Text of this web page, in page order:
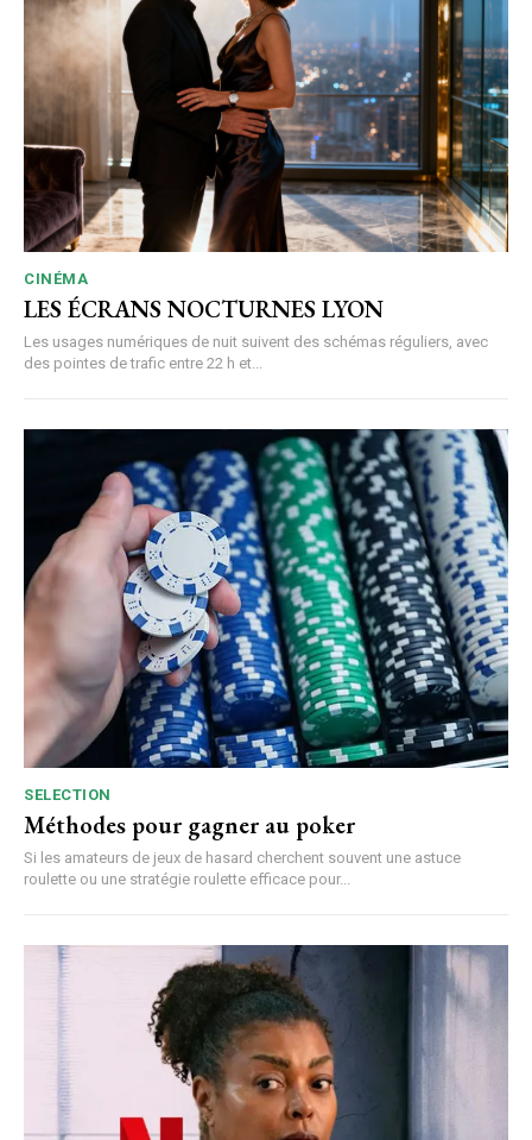
CINÉMA
LES ÉCRANS NOCTURNES LYON
Les usages numériques de nuit suivent des schémas réguliers, avec
des pointes de trafic entre 22 h et...
SELECTION
Méthodes pour gagner au poker
Si les amateurs de jeux de hasard cherchent souvent une astuce
roulette ou une stratégie roulette efficace pour...